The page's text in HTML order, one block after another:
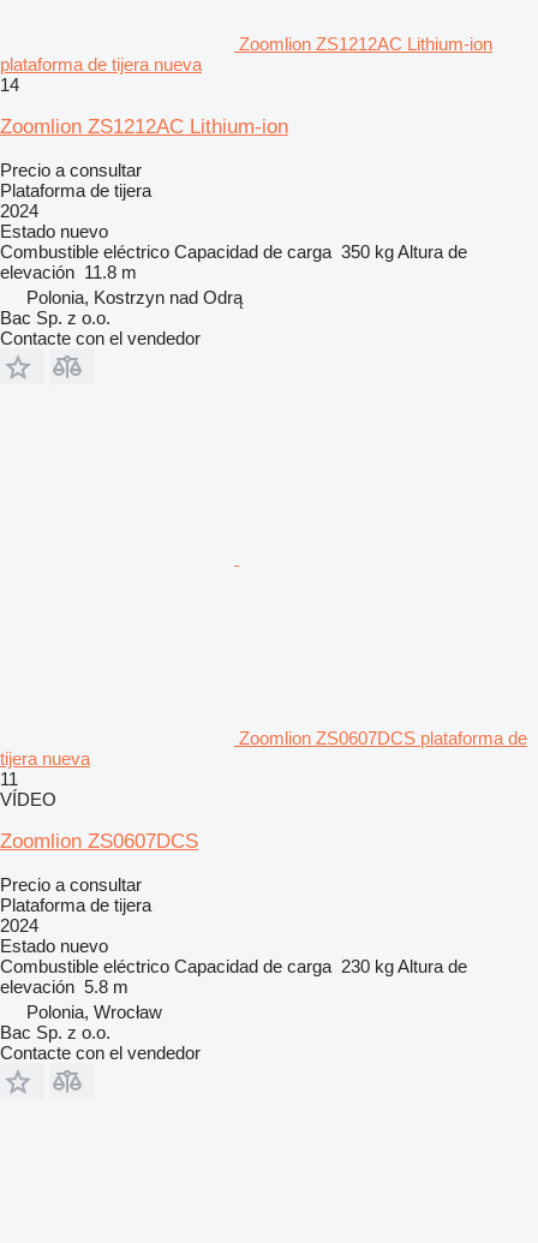
Zoomlion ZS1212AC Lithium-ion
plataforma de tijera nueva
14
Zoomlion ZS1212AC Lithium-ion
Precio a consultar
Plataforma de tijera
2024
Estado nuevo
Combustible eléctrico Capacidad de carga 350 kgAltura de
elevación 11.8 m
Polonia, Kostrzyn nad Odrą
Bac Sp. z o.o.
Contacte con el vendedor
Zoomlion ZS0607DCS plataforma de
tijera nueva
11
VÍDEO
Zoomlion ZS0607DCS
Precio a consultar
Plataforma de tijera
2024
Estado nuevo
Combustible eléctrico Capacidad de carga 230 kgAltura de
elevación 5.8 m
Polonia, Wrocław
Bac Sp. z o.o.
Contacte con el vendedor